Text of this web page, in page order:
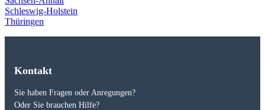
Schleswig-Holstein
Thüringen
Kontakt
Sie haben Fragen oder Anregungen?
Oder Sie brauchen Hilfe?